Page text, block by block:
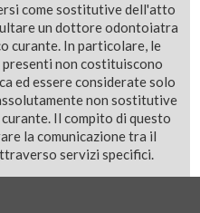
come sostitutive dell'atto
un dottore odontoiatra
curante. In particolare, le
non costituiscono
ed essere considerate solo
non sostitutive
Il compito di questo
la comunicazione tra il
servizi specifici.